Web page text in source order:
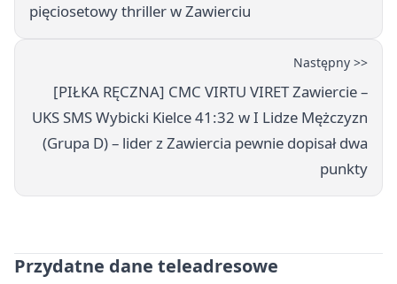
pięciosetowy thriller w Zawierciu
Następny >>
[PIŁKA RĘCZNA] CMC VIRTU VIRET Zawiercie –
UKS SMS Wybicki Kielce 41:32 w I Lidze Mężczyzn
(Grupa D) – lider z Zawiercia pewnie dopisał dwa
punkty
Przydatne dane teleadresowe